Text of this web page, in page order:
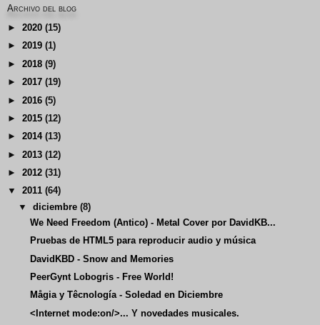
Archivo del blog
► 2020 (15)
► 2019 (1)
► 2018 (9)
► 2017 (19)
► 2016 (5)
► 2015 (12)
► 2014 (13)
► 2013 (12)
► 2012 (31)
▼
2011 (64)
▼
diciembre (8)
We Need Freedom (Antico) - Metal Cover por DavidKB...
Pruebas de HTML5 para reproducir audio y música
DavidKBD - Snow and Memories
PeerGynt Lobogris - Free World!
Mågia y Têcnología - Soledad en Diciembre
<Internet mode:on/>... Y novedades musicales.